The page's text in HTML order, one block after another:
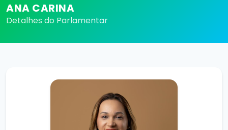
ANA CARINA
Detalhes do Parlamentar